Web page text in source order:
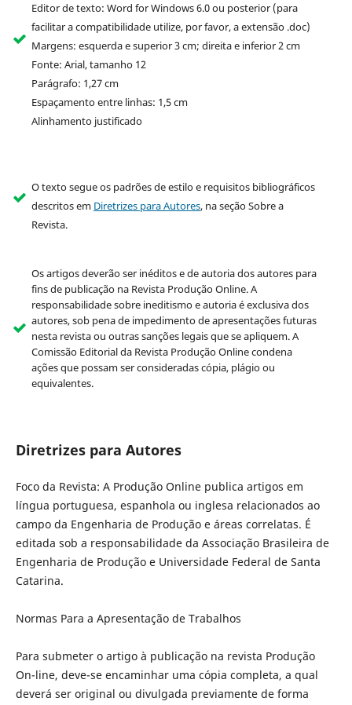
Editor de texto: Word for Windows 6.0 ou posterior (para
facilitar a compatibilidade utilize, por favor, a extensão .doc)
Margens: esquerda e superior 3 cm; direita e inferior 2 cm
Fonte: Arial, tamanho 12
Parágrafo: 1,27 cm
Espaçamento entre linhas: 1,5 cm
Alinhamento justificado
O texto segue os padrões de estilo e requisitos bibliográficos
descritos em Diretrizes para Autores, na seção Sobre a
Revista.
Os artigos deverão ser inéditos e de autoria dos autores para
fins de publicação na Revista Produção Online. A
responsabilidade sobre ineditismo e autoria é exclusiva dos
autores, sob pena de impedimento de apresentações futuras
nesta revista ou outras sanções legais que se apliquem. A
Comissão Editorial da Revista Produção Online condena
ações que possam ser consideradas cópia, plágio ou
equivalentes.
Diretrizes para Autores
Foco da Revista: A Produção Online publica artigos em
língua portuguesa, espanhola ou inglesa relacionados ao
campo da Engenharia de Produção e áreas correlatas. É
editada sob a responsabilidade da Associação Brasileira de
Engenharia de Produção e Universidade Federal de Santa
Catarina.
Normas Para a Apresentação de Trabalhos
Para submeter o artigo à publicação na revista Produção
On-line, deve-se encaminhar uma cópia completa, a qual
deverá ser original ou divulgada previamente de forma